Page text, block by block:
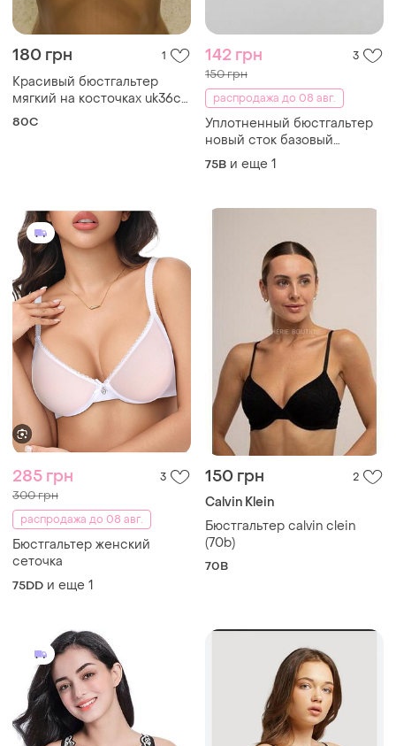
180 грн 1
Красивый бюстгальтер
мягкий на косточках uk36c
eur80c
80C
142 грн 3
150 грн
распродажа до 08 авг.
Уплотненный бюстгальтер
новый сток базовый
классический
75B и еще 1
285 грн 3
300 грн
распродажа до 08 авг.
Бюстгальтер женский
сеточка
75DD и еще 1
150 грн 2
Calvin Klein
Бюстгальтер calvin clein
(70b)
70B